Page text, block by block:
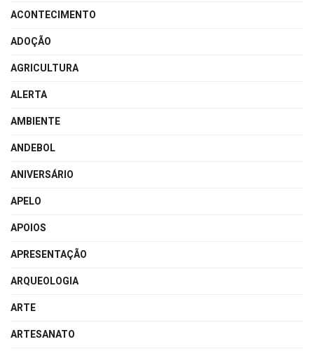
ACONTECIMENTO
ADOÇÃO
AGRICULTURA
ALERTA
AMBIENTE
ANDEBOL
ANIVERSÁRIO
APELO
APOIOS
APRESENTAÇÃO
ARQUEOLOGIA
ARTE
ARTESANATO